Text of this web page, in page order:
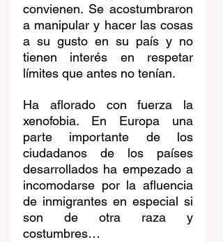
convienen. Se acostumbraron
a manipular y hacer las cosas
a su gusto en su país y no
tienen interés en respetar
límites que antes no tenían.
Ha aflorado con fuerza la
xenofobia. En Europa una
parte importante de los
ciudadanos de los países
desarrollados ha empezado a
incomodarse por la afluencia
de inmigrantes en especial si
son de otra raza y
costumbres…